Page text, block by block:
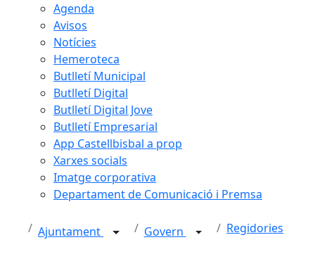
Agenda
Avisos
Notícies
Hemeroteca
Butlletí Municipal
Butlletí Digital
Butlletí Digital Jove
Butlletí Empresarial
App Castellbisbal a prop
Xarxes socials
Imatge corporativa
Departament de Comunicació i Premsa
Ajuntament Govern Regidories